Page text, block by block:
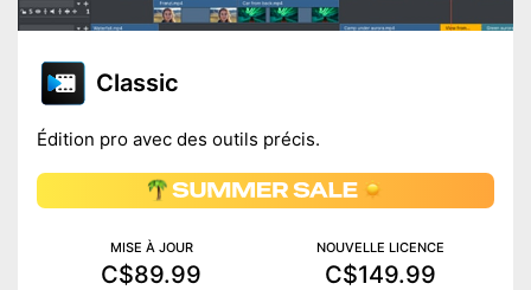
Classic
Édition pro avec des outils précis.
MISE À JOUR
C$89.99
NOUVELLE LICENCE
C$149.99